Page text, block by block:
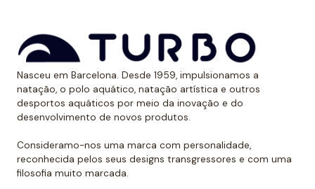
muito tempo sem sofrer desgaste.
Uso recomendado de calção para
polo aquático
Da Turbo recomendamos usar o calção para praticar
polo aquático ou treinar natação. Como se encaixa
perfeitamente no corpo, dificulta que o jogador de
polo aquático seja agarrado pelos rivais, algo de vital
importância. Além disso, nossos calções não arrastam
Nasceu em Barcelona. Desde 1959, impulsionamos a
natação, o polo aquático, natação artística e outros
desportos aquáticos por meio da inovação e do
desenvolvimento de novos produtos.
Consideramo-nos uma marca com personalidade,
reconhecida pelos seus designs transgressores e com uma
filosofia muito marcada.